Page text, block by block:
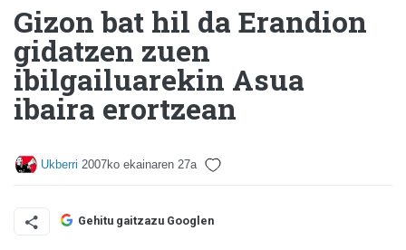
Gizon bat hil da Erandion
gidatzen zuen
ibilgailuarekin Asua
ibaira erortzean
Ukberri 2007ko ekainaren 27a
Gehitu gaitzazu Googlen